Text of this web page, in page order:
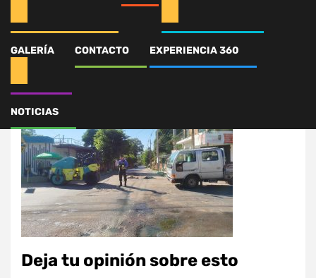
GALERÍA CONTACTO EXPERIENCIA 360
NOTICIAS
Deja tu opinión sobre esto